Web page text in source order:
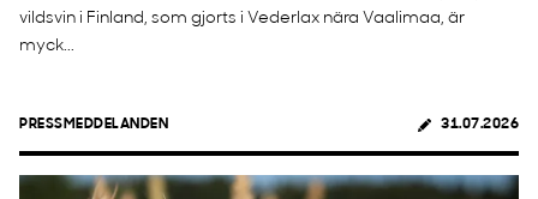
vildsvin i Finland, som gjorts i Vederlax nära Vaalimaa, är
myck...
PRESSMEDDELANDEN 31.07.2026